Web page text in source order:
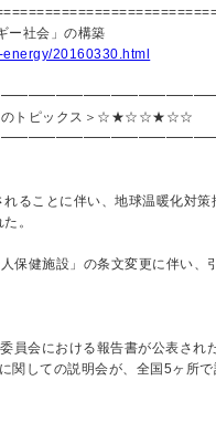
ー社会」の構築
20160330.html
のトピックス＞☆★☆☆★☆☆
ことに伴い、地球温暖化対策
。
健施設」の条文変更に伴い、
員会における報告書が公表され
関しての説明会が、全国5ヶ所